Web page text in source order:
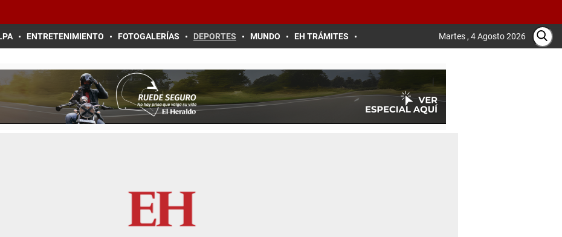
ENTRETENIMIENTO FOTOGALERÍAS DEPORTES MUNDO EH TRÁMITES Martes , 4 Agosto 2026